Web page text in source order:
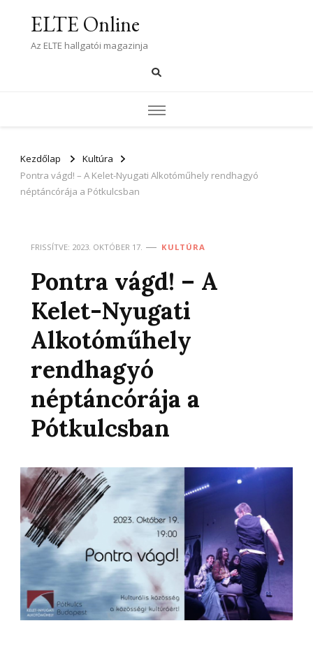
ELTE Online
Az ELTE hallgatói magazinja
Kezdőlap
Kultúra
Pontra vágd! – A Kelet-Nyugati Alkotóműhely rendhagyó
néptáncórája a Pótkulcsban
FRISSÍTVE: 2023. OKTÓBER 17. KULTÚRA
Pontra vágd! – A
Kelet-Nyugati
Alkotóműhely
rendhagyó
néptáncórája a
Pótkulcsban